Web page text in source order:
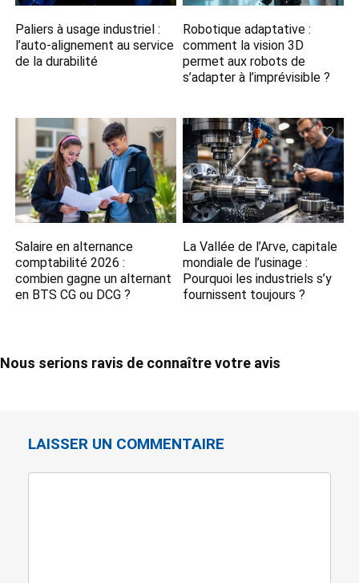
Paliers à usage industriel :
l’auto-alignement au service
de la durabilité
Robotique adaptative :
comment la vision 3D
permet aux robots de
s’adapter à l’imprévisible ?
Salaire en alternance
comptabilité 2026 :
combien gagne un alternant
en BTS CG ou DCG ?
La Vallée de l’Arve, capitale
mondiale de l’usinage :
Pourquoi les industriels s’y
fournissent toujours ?
Nous serions ravis de connaître votre avis
LAISSER UN COMMENTAIRE